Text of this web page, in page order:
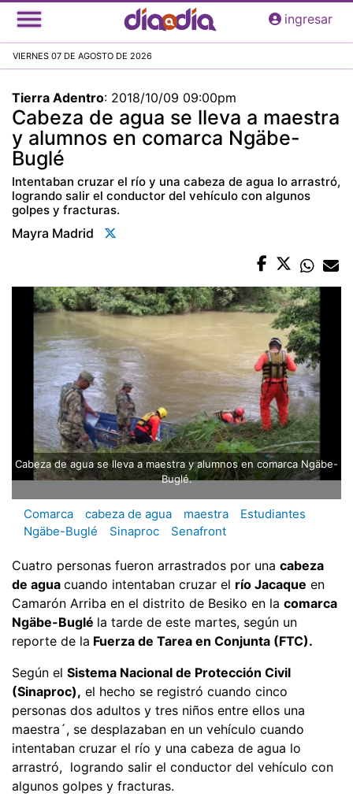
Pasar
al
principal
ingresar
VIERNES 07 DE AGOSTO DE 2026
Tierra Adentro: 2018/10/09 09:00pm
Cabeza de agua se lleva a maestra
y alumnos en comarca Ngäbe-
Buglé
Intentaban cruzar el río y una cabeza de agua lo arrastró,
logrando salir el conductor del vehículo con algunos
golpes y fracturas.
Mayra Madrid
Cabeza de agua se lleva a maestra y alumnos en comarca Ngäbe-
Buglé.
Comarca cabeza de agua maestra
Estudiantes
Ngäbe-Buglé
Sinaproc Senafront
Cuatro personas fueron arrastrados por una cabeza
de agua cuando intentaban cruzar el río Jacaque en
Camarón Arriba en el distrito de Besiko en la comarca
Ngäbe-Buglé la tarde de este martes, según un
reporte de la Fuerza de Tarea en Conjunta (FTC).
Según el Sistema Nacional de Protección Civil
(Sinaproc), el hecho se registró cuando cinco
personas dos adultos y tres niños entre ellos una
maestra´, se desplazaban en un vehículo cuando
intentaban cruzar el río y una cabeza de agua lo
arrastró, logrando salir el conductor del vehículo con
algunos golpes y fracturas.